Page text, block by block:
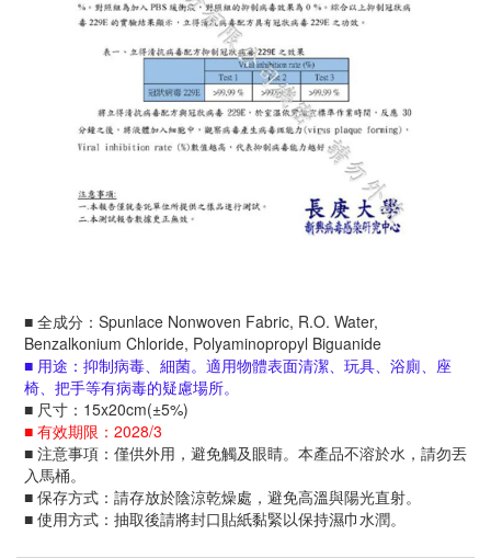
■ 全成分：Spunlace Nonwoven Fabric, R.O. Water,
Benzalkonium Chloride, Polyaminopropyl Biguanide
■ 用途：抑制病毒、細菌。適用物體表面清潔、玩具、浴廁、座
椅、把手等有病毒的疑慮場所。
■ 尺寸：15x20cm(±5%)
■ 有效期限：2028/3
■ 注意事項：僅供外用，避免觸及眼睛。本產品不溶於水，請勿丟
入馬桶。
■ 保存方式：請存放於陰涼乾燥處，避免高溫與陽光直射。
■ 使用方式：抽取後請將封口貼紙黏緊以保持濕巾水潤。